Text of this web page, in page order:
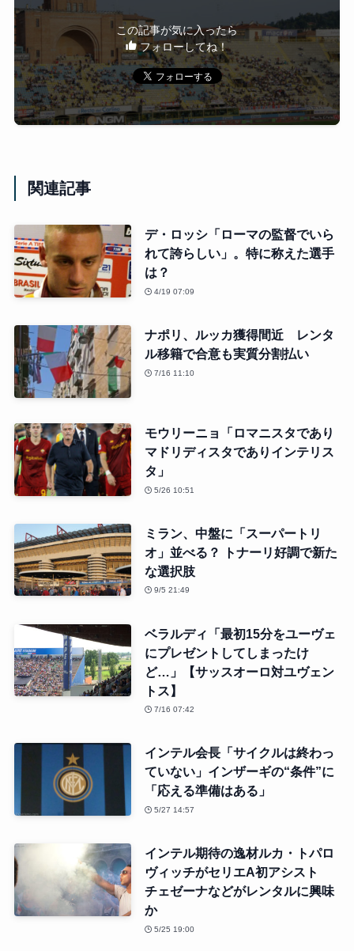
この記事が気に入ったら
フォローしてね！
関連記事
デ・ロッシ「ローマの監督でいら
れて誇らしい」。特に称えた選手
は？
4/19 07:09
ナポリ、ルッカ獲得間近 レンタ
ル移籍で合意も実質分割払い
7/16 11:10
モウリーニョ「ロマニスタであり
マドリディスタでありインテリス
タ」
5/26 10:51
ミラン、中盤に「スーパートリ
オ」並べる？ トナーリ好調で新た
な選択肢
9/5 21:49
ベラルディ「最初15分をユーヴェ
にプレゼントしてしまったけ
ど…」【サッスオーロ対ユヴェン
トス】
7/16 07:42
インテル会長「サイクルは終わっ
ていない」インザーギの“条件”に
「応える準備はある」
5/27 14:57
インテル期待の逸材ルカ・トパロ
ヴィッチがセリエA初アシスト
チェゼーナなどがレンタルに興味
か
5/25 19:00